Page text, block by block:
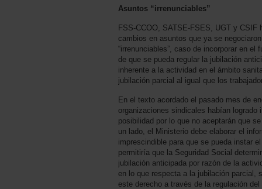
Asuntos “irrenunciables”
FSS-CCOO, SATSE-FSES, UGT y CSIF
cambios en asuntos que ya se
“irrenunciables”, caso de incorporar en el
de que se pueda regular la jubilación
inherente a la actividad en el ámbito
jubilación parcial al igual que los
En el texto acordado el pasado mes de
organizaciones sindicales habían logrado
posibilidad por lo que no aceptarán que
un lado, el Ministerio debe elaborar el
imprescindible para que se pueda instar
permitiría que la Seguridad Social
jubilación anticipada por razón de la
en lo que respecta a la jubilación parcial,
este derecho a través de la regulación